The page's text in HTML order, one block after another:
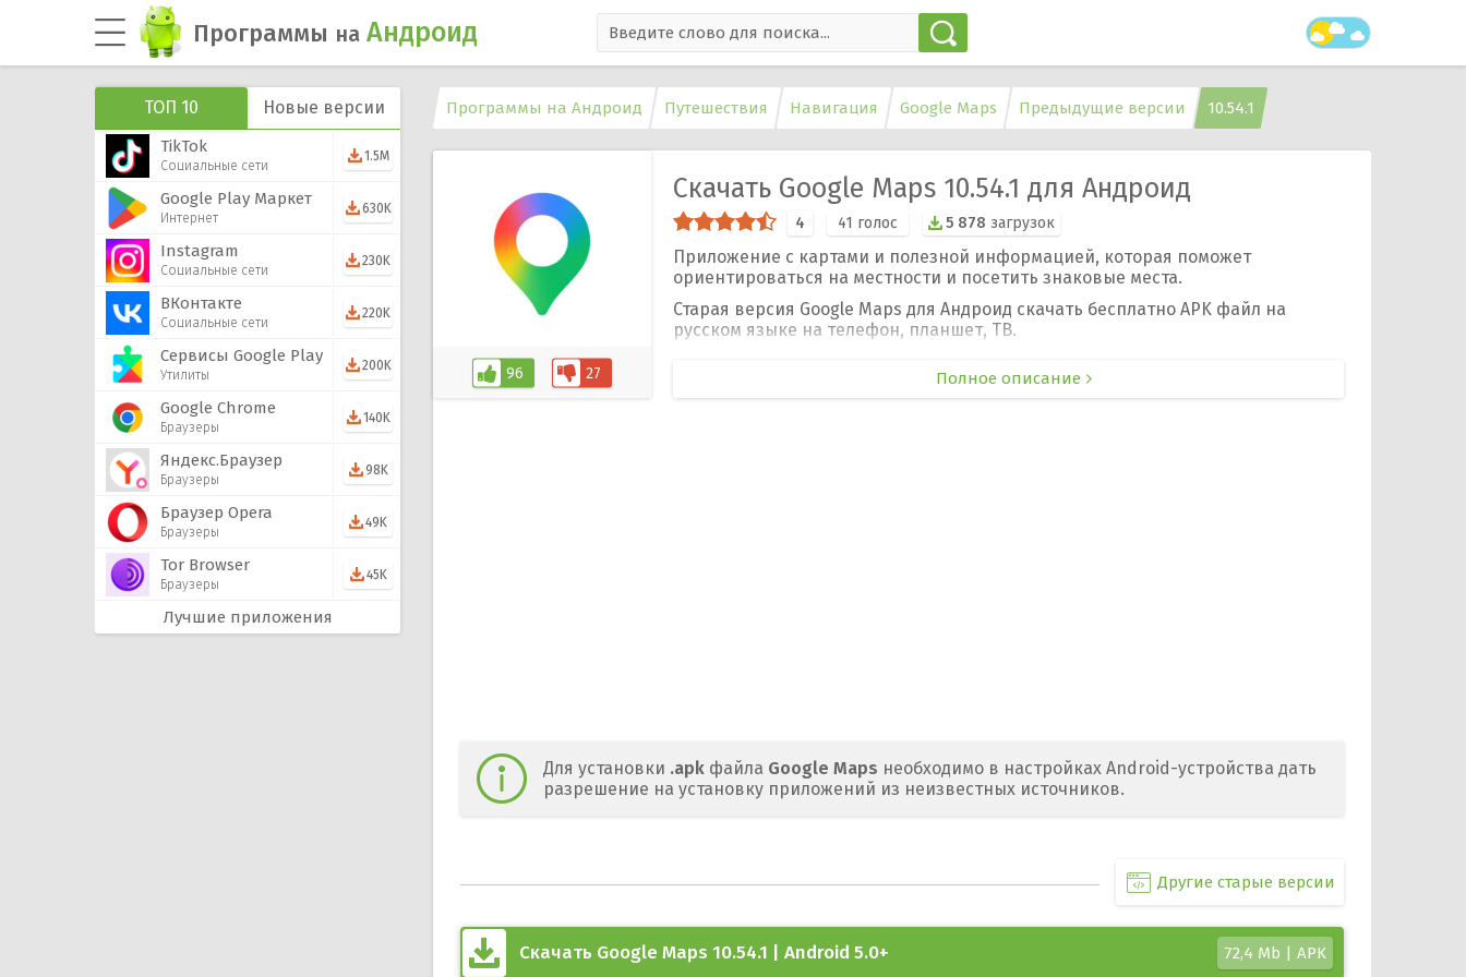
Программы на Андроид
ТОП 10 Новые версии
TikTok
Социальные сети
1.5M
Google Play Маркет
Интернет
630K
Instagram
Социальные сети
230K
ВКонтакте
Социальные сети
220K
Сервисы Google Play
Утилиты
200K
Google Chrome
Браузеры
140K
Яндекс.Браузер
Браузеры
98K
Браузер Opera
Браузеры
49K
Tor Browser
Браузеры
45K
Лучшие приложения
Программы на Андроид Путешествия Навигация Google Maps Предыдущие версии 10.54.1
Скачать Google Maps 10.54.1 для Андроид
96 27
4 41 голос 5 878 загрузок
Приложение с картами и полезной информацией, которая поможет
ориентироваться на местности и посетить знаковые места.
Старая версия Google Maps для Андроид скачать бесплатно APK файл на
русском языке на телефон, планшет, ТВ.
Полное описание
Для установки .apk файла Google Maps необходимо в настройках Android-устройства дать
разрешение на установку приложений из неизвестных источников.
Другие старые версии
Скачать Google Maps 10.54.1 | Android 5.0+ 72,4 Mb | APK